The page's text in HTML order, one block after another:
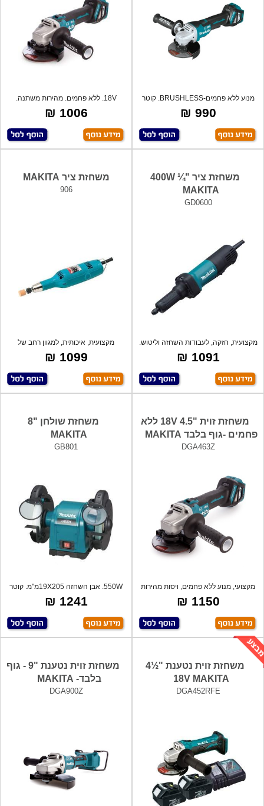
מנוע ללא פחמים-BRUSHLESS. קוטר
דיסקית "5
990 ₪
18V. ללא פחמים. מהירות משתנה.
מקצועי. ק
1006 ₪
משחזת ציר "¼ 400W
MAKITA
GD0600
מקצועית, חזקה, לעבודות השחזה וליטוש.
1091 ₪
משחזת ציר MAKITA
906
מקצועית, איכותית, למגוון רחב של
שימושים,
1099 ₪
משחזת זוית "4.5 18V ללא
פחמים -גוף בלבד MAKITA
DGA463Z
מקצועי, מנוע ללא פחמים, ויסות מהירות
אוט
1150 ₪
משחזת שולחן "8
MAKITA
GB801
550W. אבן השחזה 19X205מ"מ. קוטר
ציר "5
1241 ₪
משחזת זוית נטענת "½4
18V MAKITA
DGA452RFE
משחזת זוית נטענת "9 - גוף
בלבד- MAKITA
DGA900Z